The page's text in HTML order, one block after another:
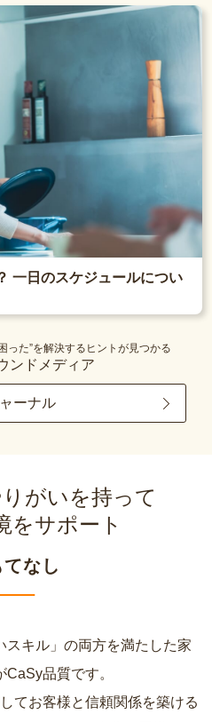
一日のスケジュールについ
った”を解決するヒントが見つかる
ンドメディア
ーナル
がいを持って
をサポート
なし
スキル」の両方を満たした家
品質です。
てお客様と信頼関係を築ける